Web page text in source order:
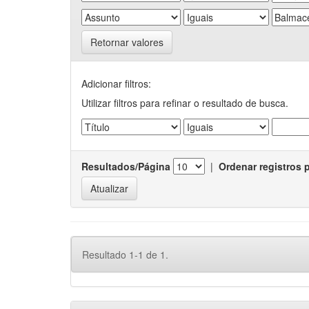
Retornar valores
Adicionar filtros:
Utilizar filtros para refinar o resultado de busca.
Resultados/Página | Ordenar registros
Resultado 1-1 de 1.